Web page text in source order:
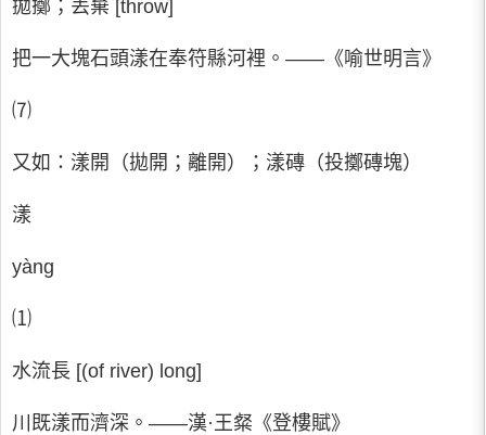
拋擲；丟棄 [throw]
把一大塊石頭漾在奉符縣河裡。――《喻世明言》
⑺
又如：漾開（拋開；離開）；漾磚（投擲磚塊）
漾
yàng
⑴
水流長 [(of river) long]
川既漾而濟深。――漢·王粲《登樓賦》